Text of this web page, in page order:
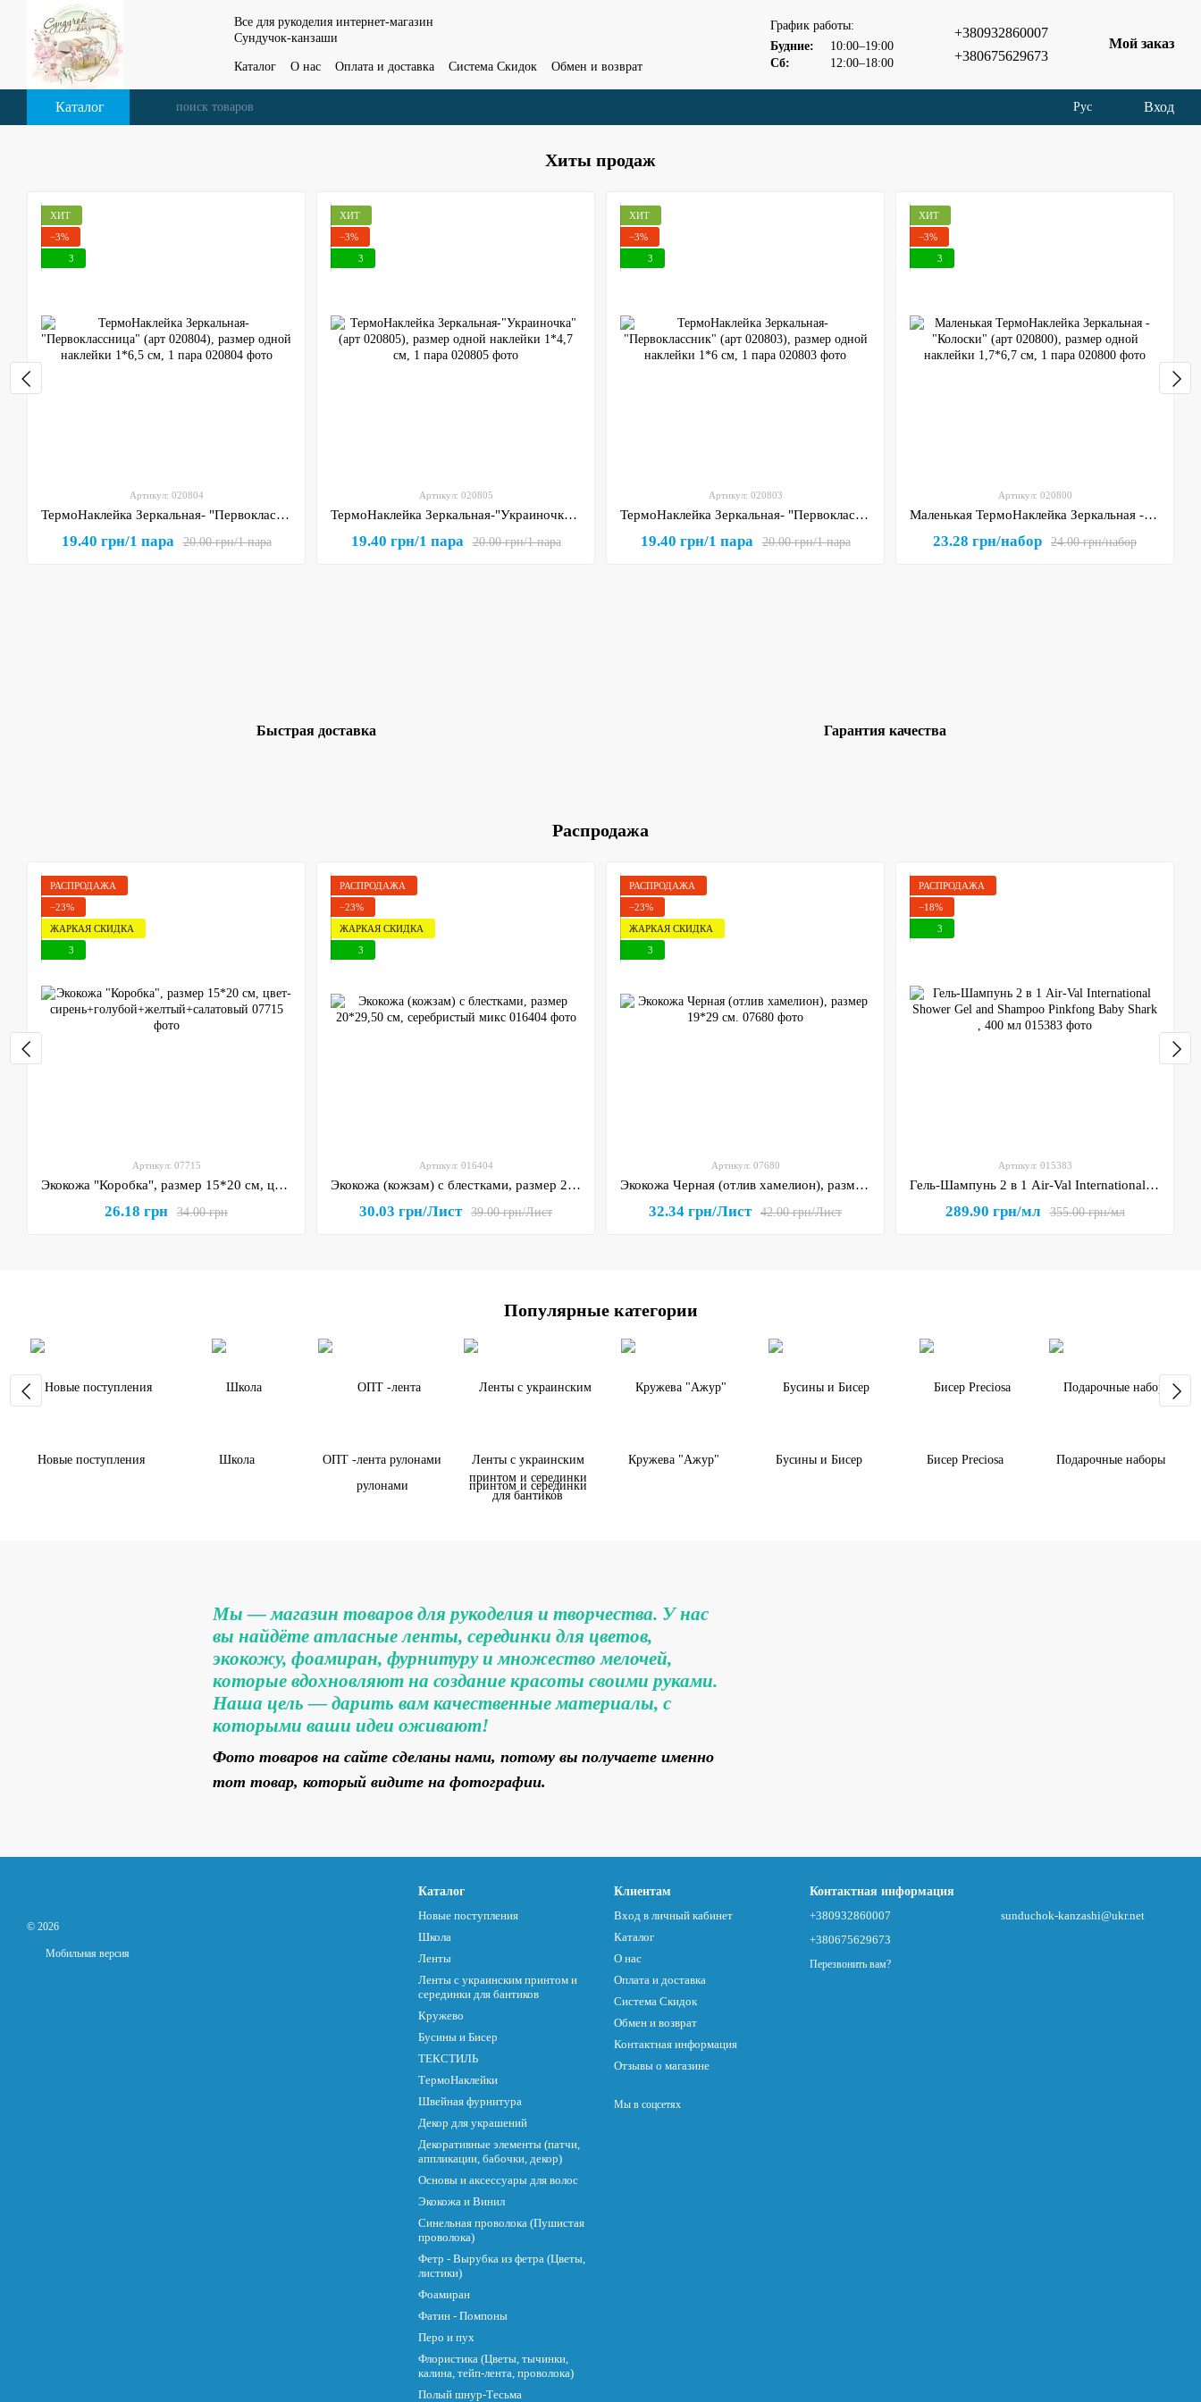
Перейти к основному контенту
Все для рукоделия интернет-магазин
Сундучок-канзаши
Каталог О нас Оплата и доставка Система Скидок
Обмен и возврат
График работы:
Будние:
10:00–19:00
Сб:
12:00–18:00
+380932860007
+380675629673
Мой заказ
Каталог Рус Вход
Хиты продаж
ХИТ
−3%
3
Артикул: 020804
ТермоНаклейка Зеркальная- "Первоклассница" (арт 020804), размер одной наклейки 1*6,5 см, 1 пара
20.00 грн/1 пара
19.40 грн/1 пара
ХИТ
−3%
3
Артикул: 020805
ТермоНаклейка Зеркальная-"Украиночка" (арт 020805), размер одной наклейки 1*4,7 см, 1 пара
20.00 грн/1 пара
19.40 грн/1 пара
ХИТ
−3%
3
Артикул: 020803
ТермоНаклейка Зеркальная- "Первоклассник" (арт 020803), размер одной наклейки 1*6 см, 1 пара
20.00 грн/1 пара
19.40 грн/1 пара
ХИТ
−3%
3
Артикул: 020800
Маленькая ТермоНаклейка Зеркальная - "Колоски" (арт 020800), размер одной наклейки 1,7*6,7 см, 1 пара
24.00 грн/набор
23.28 грн/набор
Быстрая доставка Гарантия качества
Распродажа
РАСПРОДАЖА
−23%
ЖАРКАЯ СКИДКА
3
Артикул: 07715
Экокожа "Коробка", размер 15*20 см, цвет-сирень+голубой+желтый+салатовый
34.00 грн
26.18 грн
РАСПРОДАЖА
−23%
ЖАРКАЯ СКИДКА
3
Артикул: 016404
Экокожа (кожзам) с блестками, размер 20*29,50 см, серебристый микс
39.00 грн/Лист
30.03 грн/Лист
РАСПРОДАЖА
−23%
ЖАРКАЯ СКИДКА
3
Артикул: 07680
Экокожа Черная (отлив хамелион), размер 19*29 см.
42.00 грн/Лист
32.34 грн/Лист
РАСПРОДАЖА
−18%
3
Артикул: 015383
Гель-Шампунь 2 в 1 Air-Val International Shower Gel and Shampoo Pinkfong Baby Shark , 400 мл
355.00 грн/мл
289.90 грн/мл
Популярные категории
Новые поступления Школа ОПТ -лента рулонами
Ленты с украинским
принтом и серединки
для бантиков
Кружева "Ажур" Бусины и Бисер Бисер Preciosa Подарочные наборы
Мы — магазин товаров для рукоделия и творчества. У нас
вы найдёте атласные ленты, серединки для цветов,
экокожу, фоамиран, фурнитуру и множество мелочей,
которые вдохновляют на создание красоты своими руками.
Наша цель — дарить вам качественные материалы, с
которыми ваши идеи оживают!
Фото товаров на сайте сделаны нами, потому вы получаете именно
тот товар, который видите на фотографии.
© 2026
Мобильная версия
Каталог
Новые поступления
Школа
Ленты
Ленты с украинским принтом и
серединки для бантиков
Кружево
Бусины и Бисер
ТЕКСТИЛЬ
ТермоНаклейки
Швейная фурнитура
Декор для украшений
Декоративные элементы (патчи,
аппликации, бабочки, декор)
Основы и аксессуары для волос
Экокожа и Винил
Синельная проволока (Пушистая
проволока)
Фетр - Вырубка из фетра (Цветы,
листики)
Фоамиран
Фатин - Помпоны
Перо и пух
Флористика (Цветы, тычинки,
калина, тейп-лента, проволока)
Полый шнур-Тесьма
Клиентам
Вход в личный кабинет
Каталог
О нас
Оплата и доставка
Система Скидок
Обмен и возврат
Контактная информация
Отзывы о магазине
Мы в соцсетях
Контактная информация
+380932860007
+380675629673
Перезвонить вам?
sunduchok-kanzashi@ukr.net